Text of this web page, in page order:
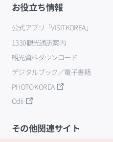
お役立ち情報
公式アプリ「VISITKOREA」
1330観光通訳案内
観光資料ダウンロード
デジタルブック／電子書籍
PHOTO KOREA
Odii
その他関連サイト